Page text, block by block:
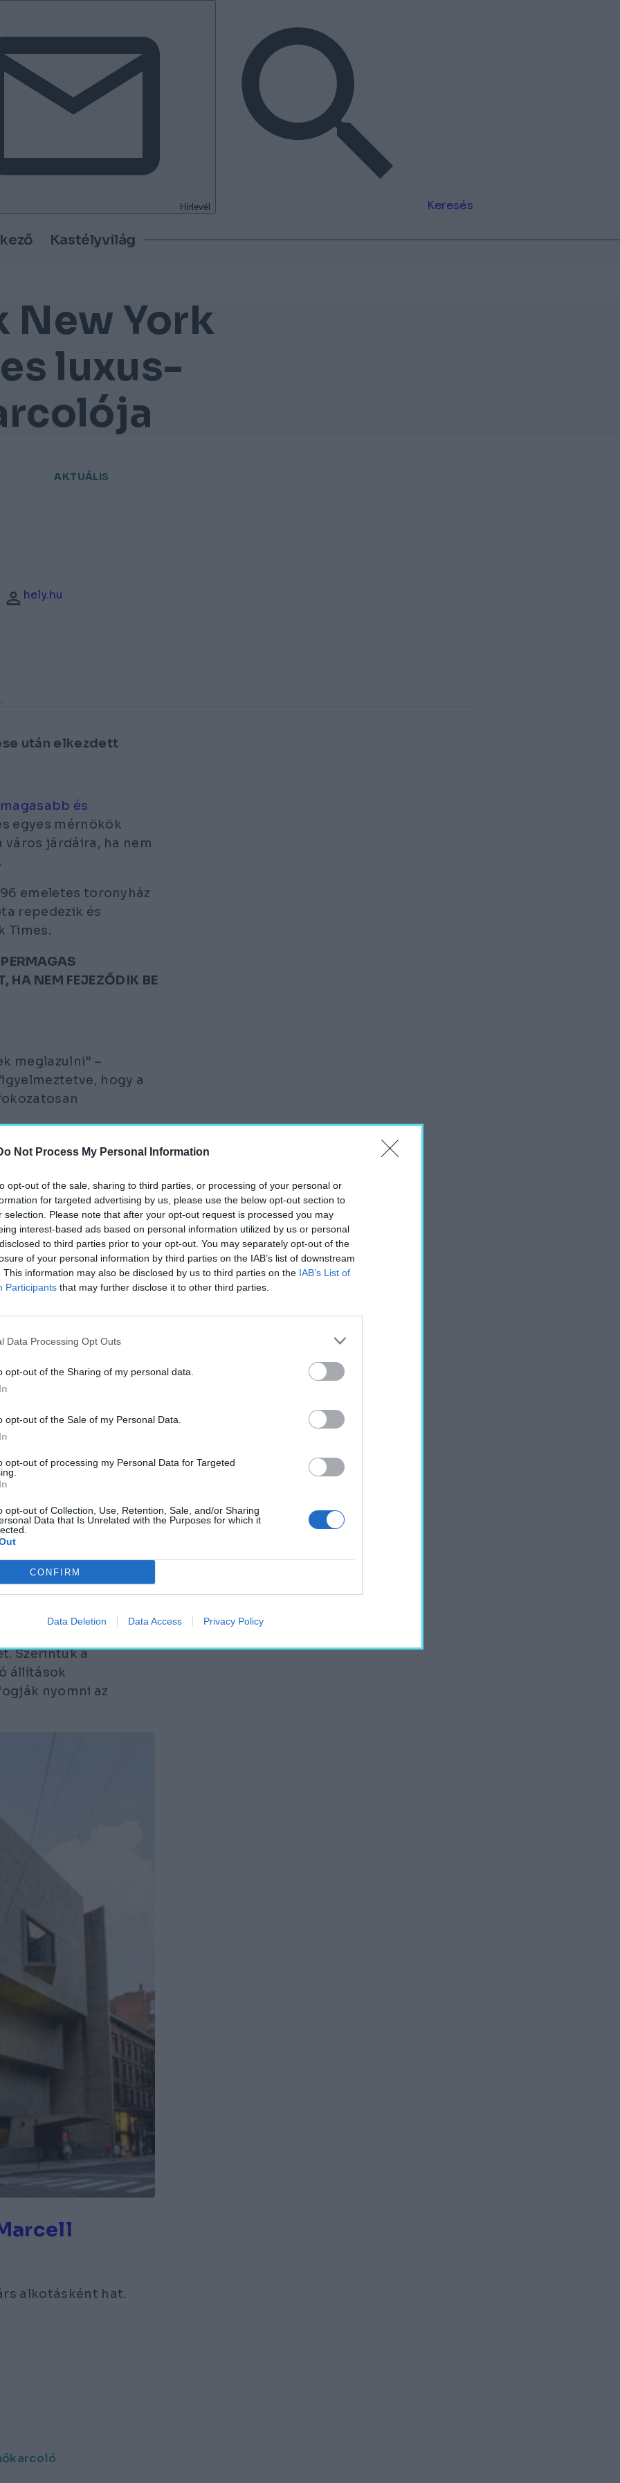
Not Process My Personal Information
opt-out of the sale, sharing to third parties, or processing of your personal or
for targeted advertising by us, please use the below opt-out section to
selection. Please note that after your opt-out request is processed you may
interest-based ads based on personal information utilized by us or personal
to third parties prior to your opt-out. You may separately opt-out of the
of your personal information by third parties on the IAB’s list of downstream
This information may also be disclosed by us to third parties on the IAB’s List of
Participants that may further disclose it to other third parties.
Data Processing Opt Outs
opt-out of the Sharing of my personal data.
opt-out of the Sale of my Personal Data.
opt-out of processing my Personal Data for Targeted
opt-out of Collection, Use, Retention, Sale, and/or Sharing
Data that Is Unrelated with the Purposes for which it
CONFIRM
Data Deletion Data Access Privacy Policy
Hírlevél Keresés
Kastélyvilág
New York
luxus-
AKTUÁLIS
hely.hu
után elkezdett
és
egyes mérnökök
járdáira, ha nem
emeletes toronyház
repedezik és
Times.
HA NEM FEJEZŐDIK BE
meglazulni” –
hogy a
kezdenek,
válik”.
mint
sújtják.
ÉPÜLET A
EGY HAJÓ A TENGEREN;
a
vezettek az épület
Properties, a WSP
mennyi minden
az elemeknek volt
MÉRTÉKŰ ROMLÁST
mérnöki
Szerintük a
állítások
nyomni az
alkotásként hat.